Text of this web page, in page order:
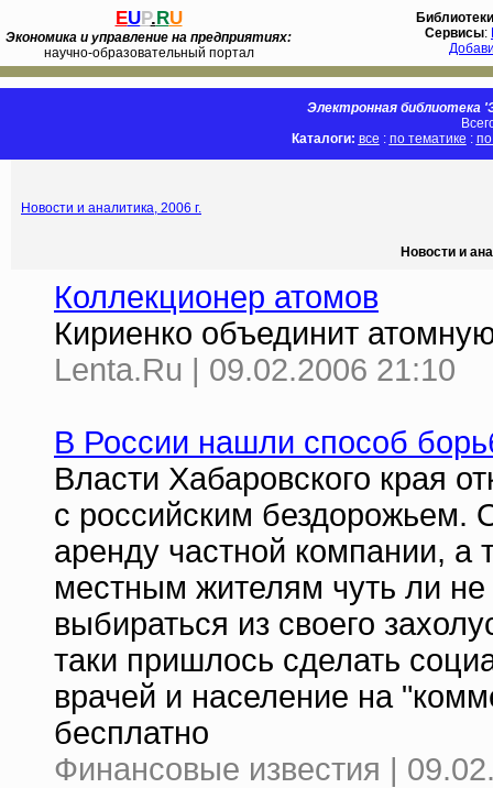
EUP.RU
Экономика и управление на предприятиях:
научно-образовательный портал
Библиотеки
Сервисы:
Электронная библиотека
Каталоги: все : по тематике :
Новости и аналитика, 2006 г.
Новости и
Коллекционер атомов
Кириенко объединит
Lenta.Ru | 09.02.2006 21:10
В России нашли способ
Власти Хабаровского края
с российским бездорожьем.
аренду частной компании, а
местным жителям чуть ли
выбираться из своего
таки пришлось сделать
врачей и население на
бесплатно
Финансовые известия |